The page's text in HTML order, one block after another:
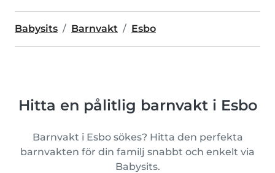
Babysits Barnvakt Esbo
Hitta en pålitlig barnvakt i Esbo
Barnvakt i Esbo sökes? Hitta den perfekta
barnvakten för din familj snabbt och enkelt via
Babysits.